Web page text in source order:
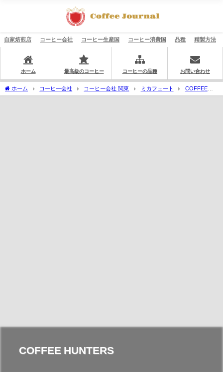
自家焙煎店 コーヒー会社 コーヒー生産国 コーヒー消費国 品種 精製方法
ホーム 最高級のコーヒー コーヒーの品種 お問い合わせ
ホーム コーヒー会社 コーヒー会社 関東 ミカフェート
COFFEE
HUNTERS
COFFEE HUNTERS